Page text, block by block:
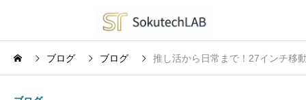
ブログ ブログ 推し活から日常まで！27インチ移